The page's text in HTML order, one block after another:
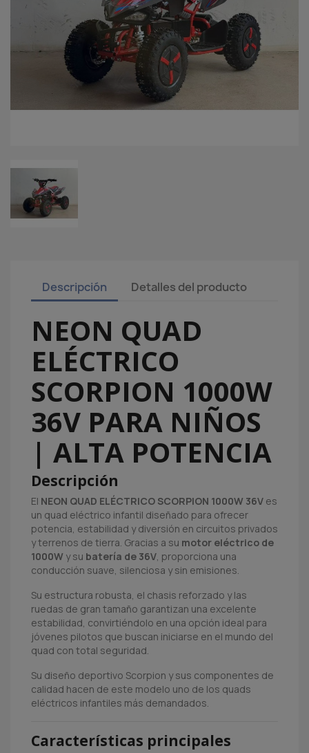
Descripción Detalles del producto
NEON QUAD
ELÉCTRICO
SCORPION 1000W
36V PARA NIÑOS
| ALTA POTENCIA
Descripción
El NEON QUAD ELÉCTRICO SCORPION 1000W 36V es
un quad eléctrico infantil diseñado para ofrecer
potencia, estabilidad y diversión en circuitos privados
y terrenos de tierra. Gracias a su motor eléctrico de
1000W y su batería de 36V, proporciona una
conducción suave, silenciosa y sin emisiones.
Su estructura robusta, el chasis reforzado y las
ruedas de gran tamaño garantizan una excelente
estabilidad, convirtiéndolo en una opción ideal para
jóvenes pilotos que buscan iniciarse en el mundo del
quad con total seguridad.
Su diseño deportivo Scorpion y sus componentes de
calidad hacen de este modelo uno de los quads
eléctricos infantiles más demandados.
Características principales